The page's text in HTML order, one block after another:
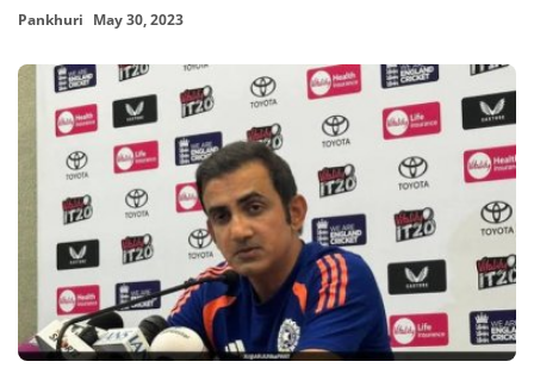
Pankhuri May 30, 2023